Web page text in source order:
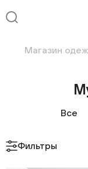
Магазин
Все
Фильтры